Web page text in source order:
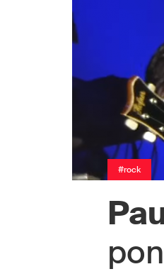
#rock